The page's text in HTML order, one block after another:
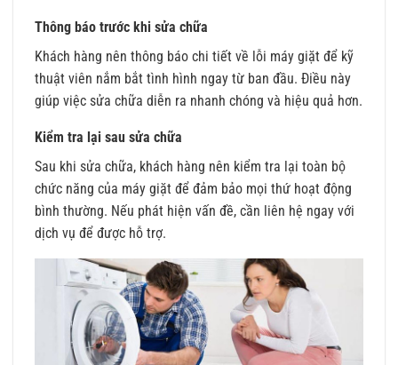
Thông báo trước khi sửa chữa
Khách hàng nên thông báo chi tiết về lỗi máy giặt để kỹ
thuật viên nắm bắt tình hình ngay từ ban đầu. Điều này
giúp việc sửa chữa diễn ra nhanh chóng và hiệu quả hơn.
Kiểm tra lại sau sửa chữa
Sau khi sửa chữa, khách hàng nên kiểm tra lại toàn bộ
chức năng của máy giặt để đảm bảo mọi thứ hoạt động
bình thường. Nếu phát hiện vấn đề, cần liên hệ ngay với
dịch vụ để được hỗ trợ.